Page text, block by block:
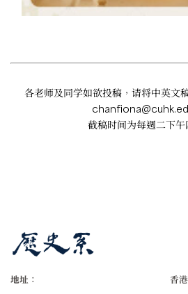
各老师及同学如欲投稿，请将中英文
截稿时间为每週二下午
地址：
香